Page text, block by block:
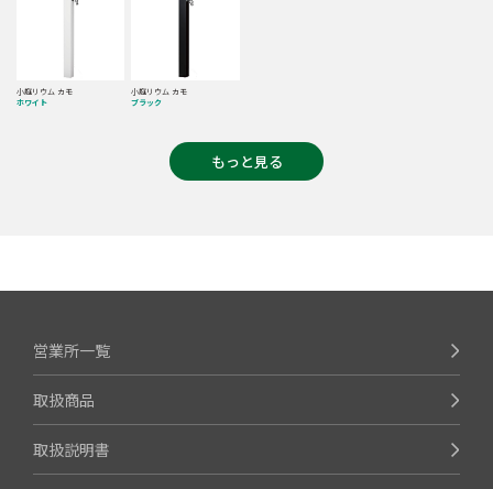
小庭リウム カモ
ホワイト
小庭リウム カモ
ブラック
もっと見る
営業所一覧
取扱商品
取扱説明書